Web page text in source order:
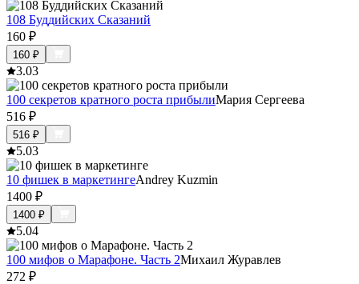
108 Буддийских Сказаний
160 ₽
160 ₽
3.03
100 секретов кратного роста прибылиМария Сергеева
516 ₽
516 ₽
5.03
10 фишек в маркетингеAndrey Kuzmin
1400 ₽
1400 ₽
5.04
100 мифов о Марафоне. Часть 2Михаил Журавлев
272 ₽